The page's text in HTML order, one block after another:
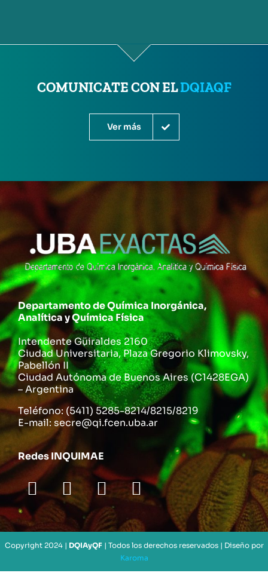
COMUNICATE CON ELDQIAQF
Ver más
Departamento de Química Inorgánica,
Analítica y Química Física
Intendente Güiraldes 2160
Ciudad Universitaria, Plaza Gregorio Klimovsky,
Pabellón II
Ciudad Autónoma de Buenos Aires (C1428EGA)
– Argentina
Teléfono: (5411) 5285-8214/8215/8219
E-mail: secre@qi.fcen.uba.ar
Redes INQUIMAE
Copyright 2024 | DQIAyQF| Todos los derechos reservados | Diseño por
Karoma